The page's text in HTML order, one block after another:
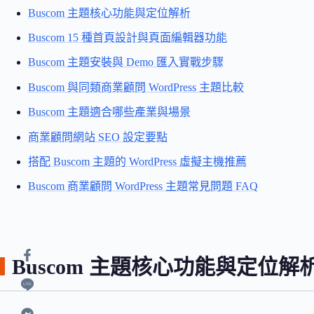
Buscom 主題核心功能與定位解析
Buscom 15 種首頁設計與頁面編輯器功能
Buscom 主題安裝與 Demo 匯入實戰步驟
Buscom 與同類商業顧問 WordPress 主題比較
Buscom 主題適合哪些產業與場景
商業顧問網站 SEO 設定要點
搭配 Buscom 主題的 WordPress 虛擬主機推薦
Buscom 商業顧問 WordPress 主題常見問題 FAQ
Buscom 主題核心功能與定位解